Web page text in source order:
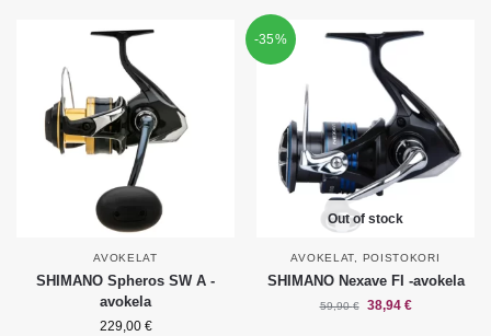
AVOKELAT
SHIMANO Spheros SW A -
avokela
229,00 €
-35%
Out of stock
AVOKELAT, POISTOKORI
SHIMANO Nexave FI -avokela
59,90€ 38,94 €